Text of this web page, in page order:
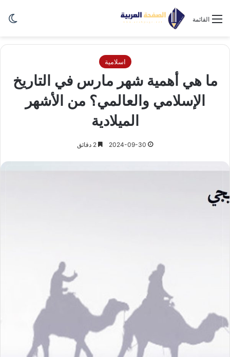
القائمة
اسلامية
ما هي أهمية شهر مارس في التاريخ
الإسلامي والعالمي؟ من الأشهر
الميلادية
2024-09-30